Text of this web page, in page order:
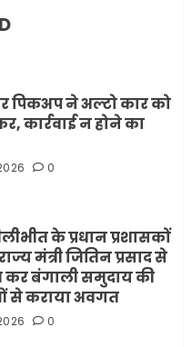
पिकअप ने अल्टो कार को
कार्रवाई न होने का
0
के प्रधान प्रशासकों
मंत्री जितिन प्रसाद से
बंगाली समुदाय की
से कराया अवगत
0